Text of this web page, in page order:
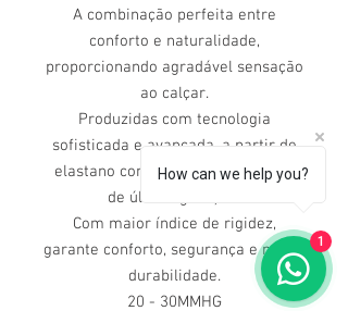
A combinação perfeita entre
conforto e naturalidade,
proporcionando agradável sensação
ao calçar.
Produzidas com tecnologia
sofisticada e avançada, a partir de
elastano com duplo recobrimento
de última geração.
Com maior índice de rigidez,
garante conforto, segurança e maior
durabilidade.
20 - 30MMHG
How can we help you?
1